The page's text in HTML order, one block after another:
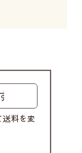
料を変